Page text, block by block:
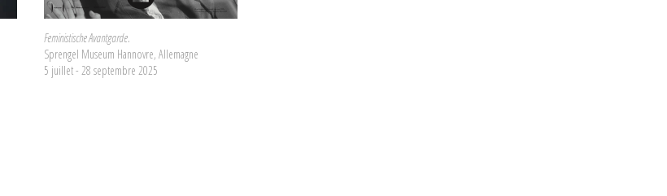
Feministische Avantgarde.
Sprengel Museum Hannovre, Allemagne
5 juillet - 28 septembre 2025